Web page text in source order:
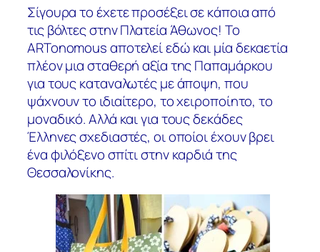
Σίγουρα το έχετε προσέξει σε κάποια από
τις βόλτες στην Πλατεία Άθωνος! Το
ARTonomous αποτελεί εδώ και μία δεκαετία
πλέον μια σταθερή αξία της Παπαμάρκου
για τους καταναλωτές με άποψη, που
ψάχνουν το ιδιαίτερο, το χειροποίητο, το
μοναδικό. Αλλά και για τους δεκάδες
Έλληνες σχεδιαστές, οι οποίοι έχουν βρει
ένα φιλόξενο σπίτι στην καρδιά της
Θεσσαλονίκης.